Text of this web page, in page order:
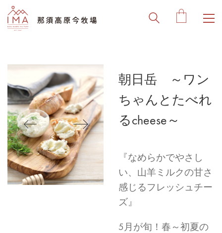
朝日岳 ～ワン
ちゃんとたべれ
るcheese～
『なめらかでやさし
い、山羊ミルクの甘さ
感じるフレッシュチー
ズ』
5月が旬！春～初夏の